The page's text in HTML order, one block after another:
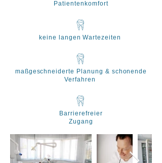
Patientenkomfort
keine langen Wartezeiten
maßgeschneiderte Planung & schonende
Verfahren
Barrierefreier
Zugang